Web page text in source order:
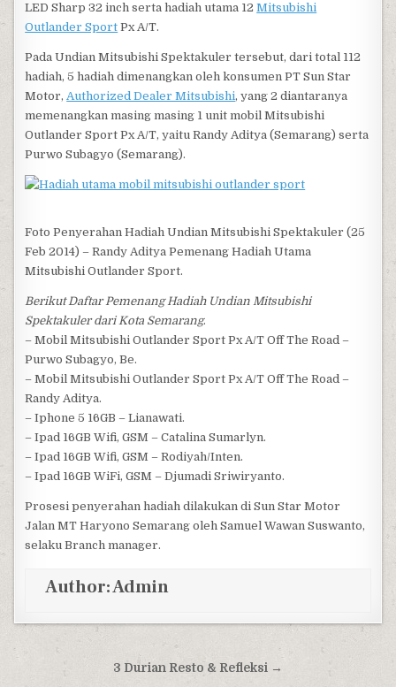
LED Sharp 32 inch serta hadiah utama 12Mitsubishi
Outlander Sport Px A/T.
Pada Undian Mitsubishi Spektakuler tersebut, dari total 112
hadiah, 5 hadiah dimenangkan oleh konsumen PT Sun Star
Motor,Authorized Dealer Mitsubishi, yang 2 diantaranya
memenangkan masing masing 1 unit mobil Mitsubishi
Outlander Sport Px A/T, yaitu Randy Aditya (Semarang) serta
Purwo Subagyo (Semarang).
Foto Penyerahan Hadiah Undian Mitsubishi Spektakuler (25
Feb 2014) – Randy Aditya Pemenang Hadiah Utama
Mitsubishi Outlander Sport.
Berikut Daftar Pemenang Hadiah Undian Mitsubishi
Spektakuler dari Kota Semarang.
– Mobil Mitsubishi Outlander Sport Px A/T Off The Road –
Purwo Subagyo, Be.
– Mobil Mitsubishi Outlander Sport Px A/T Off The Road –
Randy Aditya.
– Iphone 5 16GB – Lianawati.
– Ipad 16GB Wifi, GSM – Catalina Sumarlyn.
– Ipad 16GB Wifi, GSM – Rodiyah/Inten.
– Ipad 16GB WiFi, GSM – Djumadi Sriwiryanto.
Prosesi penyerahan hadiah dilakukan di Sun Star Motor
Jalan MT Haryono Semarang oleh Samuel Wawan Suswanto,
selaku Branch manager.
Author:Admin
Post navigation3 Durian Resto & Refleksi →